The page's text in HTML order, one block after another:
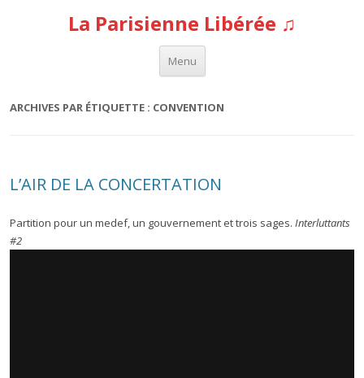
La Parisienne Libérée ♫
Menu
Aller au contenu
ARCHIVES PAR ÉTIQUETTE : CONVENTION
L’AIR DE LA CONCERTATION
Partition pour un medef, un gouvernement et trois sages. Interluttants
#2